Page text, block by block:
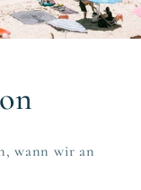
wann wir an